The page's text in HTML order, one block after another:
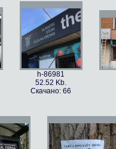
h-86981
52.52 Kb.
Скачано: 66